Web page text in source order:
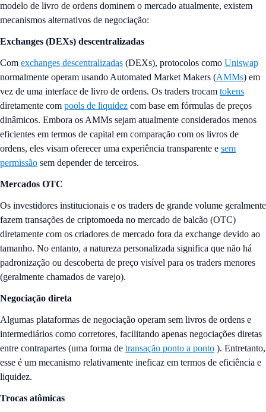
modelo de livro de ordens dominem o mercado atualmente, existem
mecanismos alternativos de negociação:
Exchanges (DEXs) descentralizadas
Com exchanges descentralizadas (DEXs), protocolos como Uniswap
normalmente operam usando Automated Market Makers (AMMs) em
vez de uma interface de livro de ordens. Os traders trocam tokens
diretamente com pools de liquidez com base em fórmulas de preços
dinâmicos. Embora os AMMs sejam atualmente considerados menos
eficientes em termos de capital em comparação com os livros de
ordens, eles visam oferecer uma experiência transparente e sem
permissão sem depender de terceiros.
Mercados OTC
Os investidores institucionais e os traders de grande volume geralmente
fazem transações de criptomoeda no mercado de balcão (OTC)
diretamente com os criadores de mercado fora da exchange devido ao
tamanho. No entanto, a natureza personalizada significa que não há
padronização ou descoberta de preço visível para os traders menores
(geralmente chamados de varejo).
Negociação direta
Algumas plataformas de negociação operam sem livros de ordens e
intermediários como corretores, facilitando apenas negociações diretas
entre contrapartes (uma forma de transação ponto a ponto ). Entretanto,
esse é um mecanismo relativamente ineficaz em termos de eficiência e
liquidez.
Trocas atômicas